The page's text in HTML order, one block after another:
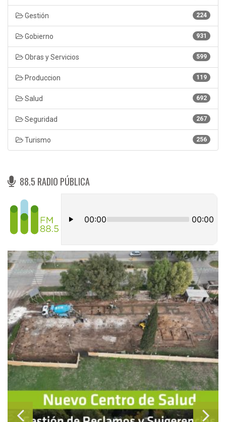
224
Gestión
931
Gobierno
599
Obras y Servicios
119
Produccion
692
Salud
267
Seguridad
256
Turismo
88.5 RADIO PÚBLICA